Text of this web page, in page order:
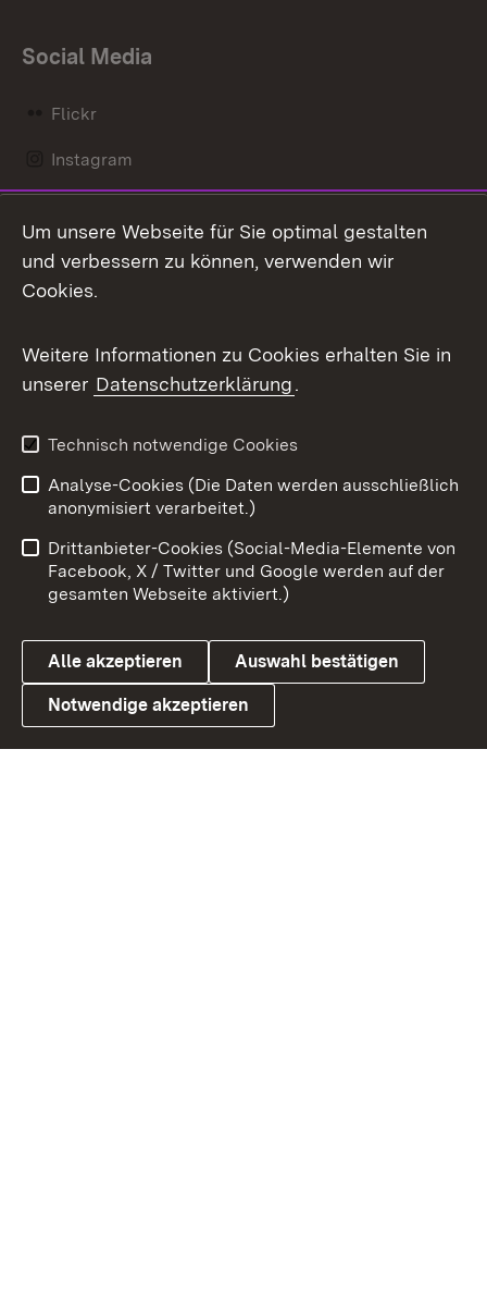
Social Media
Flickr
Instagram
Mastodon
Messenger
Social Wall
X / Twitter
Youtube
Link zum Landesportal
Benutzungshinweise
Barrierefreiheit
Datenschutz
Cookies
Um unsere Webseite für Sie optimal gestalten
und verbessern zu können, verwenden wir
Cookies.
Weitere Informationen zu Cookies erhalten Sie in
unserer Datenschutzerklärung.
Technisch notwendige Cookies
Analyse-Cookies (Die Daten werden ausschließlich
anonymisiert verarbeitet.)
Drittanbieter-Cookies (Social-Media-Elemente von
Facebook, X / Twitter und Google werden auf der
gesamten Webseite aktiviert.)
Alle akzeptieren Auswahl bestätigen
Notwendige akzeptieren